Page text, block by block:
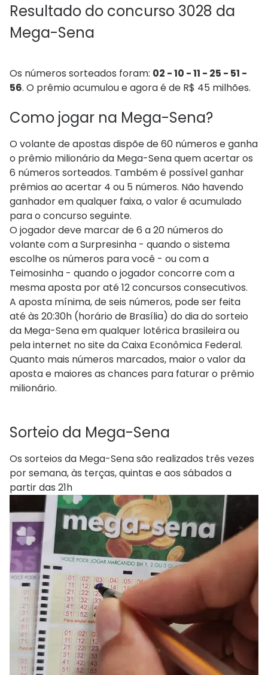
Resultado do concurso 3028 da
Mega-Sena
Os números sorteados foram: 02 - 10 - 11 - 25 - 51 -
56. O prêmio acumulou e agora é de R$ 45 milhões.
Como jogar na Mega-Sena?
O volante de apostas dispõe de 60 números e ganha
o prêmio milionário da Mega-Sena quem acertar os
6 números sorteados. Também é possível ganhar
prêmios ao acertar 4 ou 5 números. Não havendo
ganhador em qualquer faixa, o valor é acumulado
para o concurso seguinte.
O jogador deve marcar de 6 a 20 números do
volante com a Surpresinha - quando o sistema
escolhe os números para você - ou com a
Teimosinha - quando o jogador concorre com a
mesma aposta por até 12 concursos consecutivos.
A aposta mínima, de seis números, pode ser feita
até às 20:30h (horário de Brasília) do dia do sorteio
da Mega-Sena em qualquer lotérica brasileira ou
pela internet no site da Caixa Econômica Federal.
Quanto mais números marcados, maior o valor da
aposta e maiores as chances para faturar o prêmio
milionário.
Sorteio da Mega-Sena
Os sorteios da Mega-Sena são realizados três vezes
por semana, às terças, quintas e aos sábados a
partir das 21h